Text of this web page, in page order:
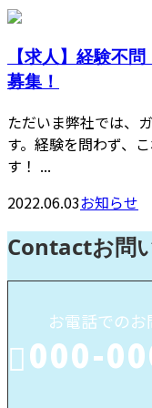
【求人】経験不
募集！
ただいま弊社では、
す。経験を問わず、
す！ ...
2022.06.03お知らせ
Contactお問
お電話での
000-